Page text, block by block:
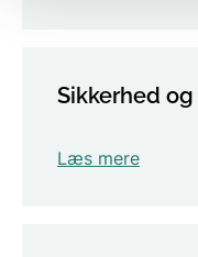
Sikkerhed
Læs mere